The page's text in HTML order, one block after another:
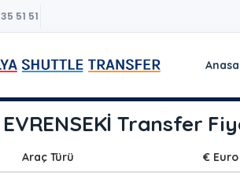
51 51
EVRENSEKİ Transfer
Araç Türü € Euro